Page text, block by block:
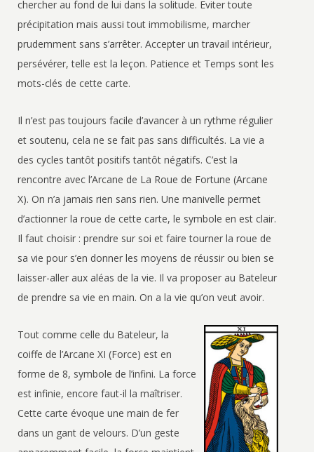
chercher au fond de lui dans la solitude. Eviter toute
précipitation mais aussi tout immobilisme, marcher
prudemment sans s’arrêter. Accepter un travail intérieur,
persévérer, telle est la leçon. Patience et Temps sont les
mots-clés de cette carte.
Il n’est pas toujours facile d’avancer à un rythme régulier
et soutenu, cela ne se fait pas sans difficultés. La vie a
des cycles tantôt positifs tantôt négatifs. C’est la
rencontre avec l’Arcane de La Roue de Fortune (Arcane
X). On n’a jamais rien sans rien. Une manivelle permet
d’actionner la roue de cette carte, le symbole en est clair.
Il faut choisir : prendre sur soi et faire tourner la roue de
sa vie pour s’en donner les moyens de réussir ou bien se
laisser-aller aux aléas de la vie. Il va proposer au Bateleur
de prendre sa vie en main. On a la vie qu’on veut avoir.
Tout comme celle du Bateleur, la
coiffe de l’Arcane XI (Force) est en
forme de 8, symbole de l’infini. La force
est infinie, encore faut-il la maîtriser.
Cette carte évoque une main de fer
dans un gant de velours. D’un geste